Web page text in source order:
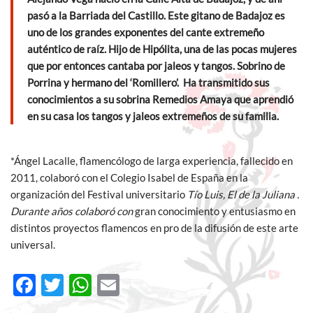
pasó a la Barriada del Castillo. Este gitano de Badajoz es
uno de los grandes exponentes del cante extremeño
auténtico de raíz. Hijo de Hipólita, una de las pocas mujeres
que por entonces cantaba por jaleos y tangos. Sobrino de
Porrina y hermano del ‘Romillero’. Ha transmitido sus
conocimientos a su sobrina Remedios Amaya que aprendió
en su casa los tangos y jaleos extremeños de su familia.
*Ángel Lacalle, flamencólogo de larga experiencia, fallecido en
2011, colaboró con el Colegio Isabel de España en la
organización del Festival universitario Tío Luis, El de la Juliana .
Durante años colaboró congran conocimiento y entusiasmo en
distintos proyectos flamencos en pro de la difusión de este arte
universal.
F
T
W